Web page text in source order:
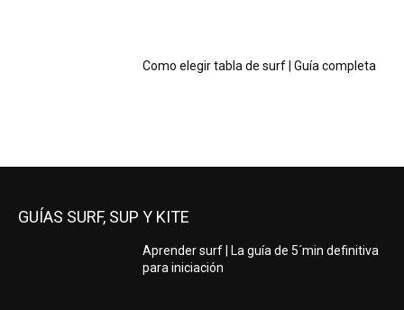
Como elegir tabla de surf | Guía completa
GUÍAS SURF, SUP Y KITE
Aprender surf | La guía de 5´min definitiva
para iniciación